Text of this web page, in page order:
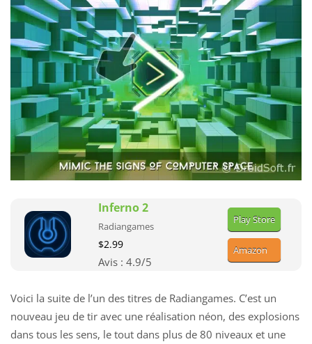
Inferno 2
Radiangames
$2.99
Avis : 4.9/5
Play Store
Amazon
Voici la suite de l’un des titres de Radiangames. C’est un
nouveau jeu de tir avec une réalisation néon, des explosions
dans tous les sens, le tout dans plus de 80 niveaux et une